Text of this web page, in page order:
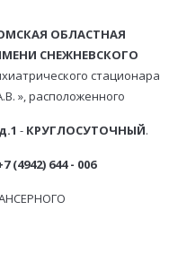
ОБЛАСТНАЯ
СНЕЖНЕВСКОГО
стационара
», расположенного
- КРУГЛОСУТОЧНЫЙ.
(4942) 644- 006